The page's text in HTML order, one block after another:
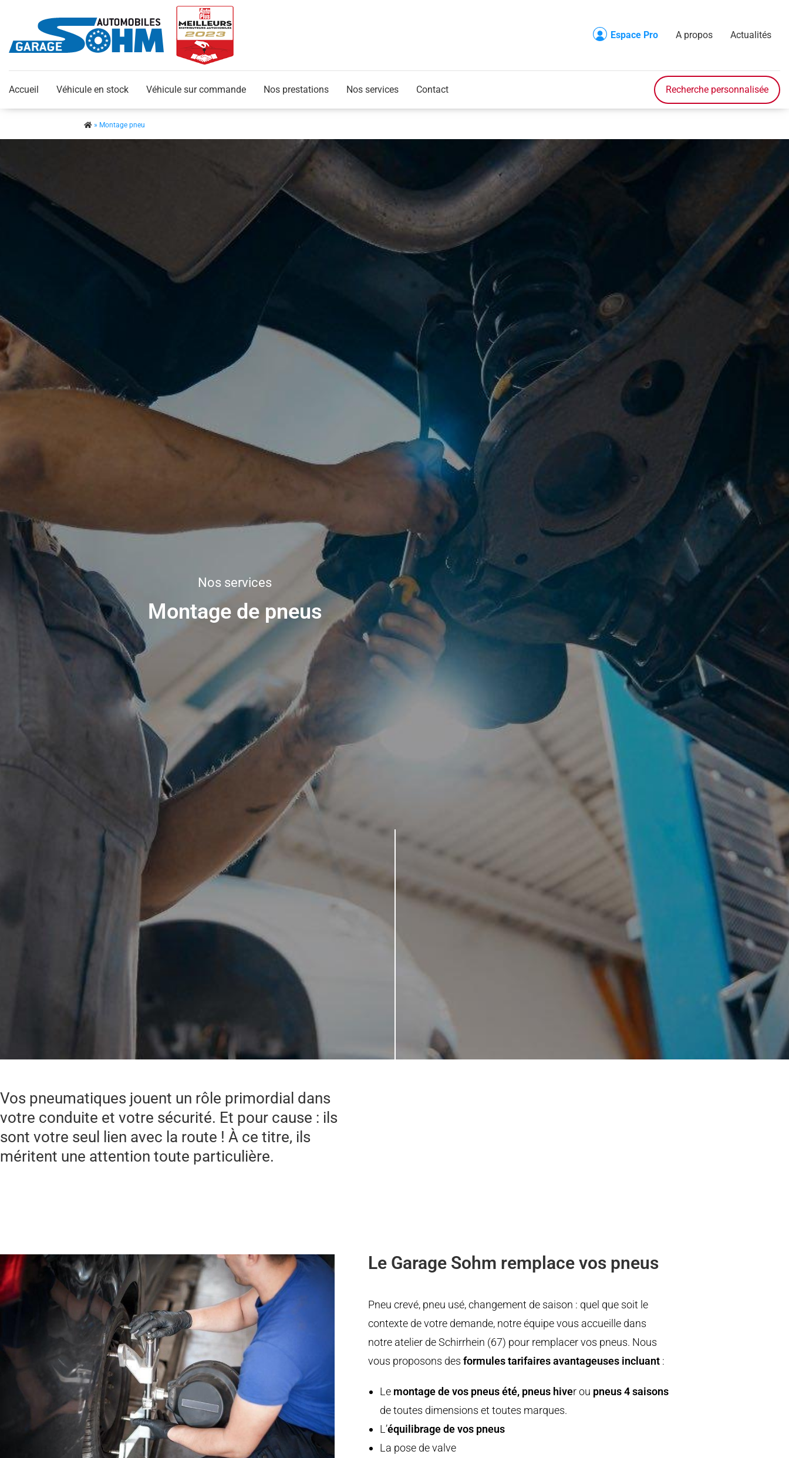
Espace Pro A propos Actualités
Accueil Véhicule en stock Véhicule sur commande Nos prestations Nos services Contact Recherche personnalisée
Véhicule en stock
Véhicule sur commande
» Montage pneu
Nos services
Montage de pneus
Vos pneumatiques jouent un rôle primordial dans
votre conduite et votre sécurité. Et pour cause : ils
sont votre seul lien avec la route ! À ce titre, ils
méritent une attention toute particulière.
Le Garage Sohm remplace vos pneus
Pneu crevé, pneu usé, changement de saison : quel que soit le
contexte de votre demande, notre équipe vous accueille dans
notre atelier de Schirrhein (67) pour remplacer vos pneus. Nous
vous proposons des formules tarifaires avantageuses incluant :
Le montage de vos pneus été, pneus hiver ou pneus 4 saisons
de toutes dimensions et toutes marques.
L’équilibrage de vos pneus
La pose de valve